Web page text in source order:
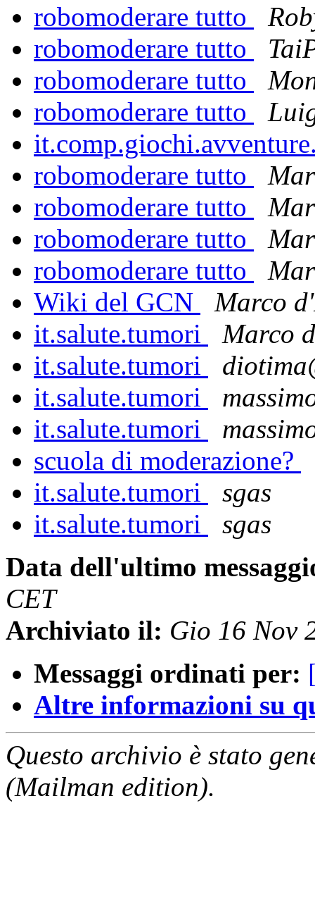
robomoderare tutto
robomoderare tutto
robomoderare tutto
robomoderare tutto
robomoderare tutto
robomoderare tutto
robomoderare tutto
robomoderare tutto
Wiki del GCN
Marco
it.salute.tumori
Marco
it.salute.tumori
it.salute.tumori
it.salute.tumori
scuola di moderazione?
it.salute.tumori
sgas
it.salute.tumori
sgas
Data dell'ultimo
CET
Archiviato il: Gio 16 Nov
Messaggi ordinati per:
Altre informazioni su
Questo archivio è stato
(Mailman edition).